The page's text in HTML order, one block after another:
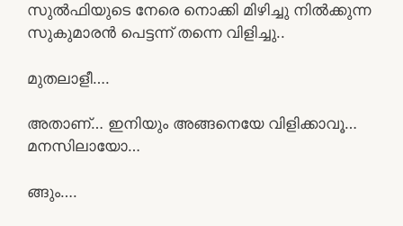
സുൽഫിയുടെ നേരെ നൊക്കി മിഴിച്ചു നിൽക്കുന്ന
സുകുമാരൻ പെട്ടന്ന് തന്നെ വിളിച്ചു..
മുതലാളീ….
അതാണ്… ഇനിയും അങ്ങനെയേ വിളിക്കാവൂ…
മനസിലായോ…
ങ്ങും….